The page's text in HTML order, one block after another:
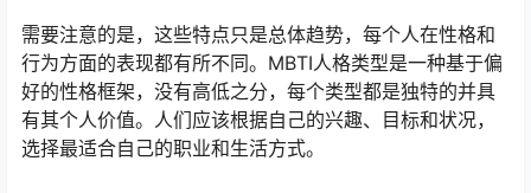
需要注意的是，这些特点只是总体趋势，每个人在性格和
行为方面的表现都有所不同。MBTI人格类型是一种基于偏
好的性格框架，没有高低之分，每个类型都是独特的并具
有其个人价值。人们应该根据自己的兴趣、目标和状况，
选择最适合自己的职业和生活方式。